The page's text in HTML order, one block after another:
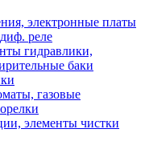
электронные платы
реле
гидравлики,
баки
газовые
элементы чистки